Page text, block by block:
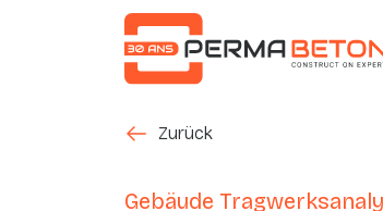
Direkt zum Inhalt
Zurück
Gebäude